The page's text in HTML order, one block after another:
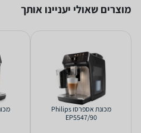
מוצרים שאולי יעניינו אותך
‏מכונת אספרסו Philips
EP5547/90